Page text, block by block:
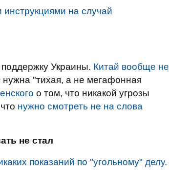
инструкциями на случай
Украины. Китай вообще не
нужна "тихая, а не мегафонная
о том, что никакой угрозы
нужно смотреть не на слова
не стал
показаний по "угольному" делу.